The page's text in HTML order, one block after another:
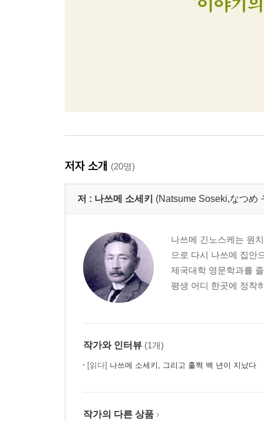
저자 소개 (20명)
저 : 나쓰메 소세키 (Natsume Soseki,なつめ
나쓰메 긴노스케는 원
으로 다시 나쓰메 집안
제국대학 영문학과를
평생 어디 한곳에 정착
작가와 인터뷰 (1개)
[읽다] 나쓰메 소세키, 그리고 훌쩍 백 년이 지났다
작가의 다른 상품